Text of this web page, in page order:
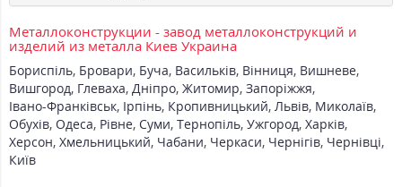
Металлоконструкции - завод металлоконструкций и
изделий из металла Киев Украина
Бориспіль, Бровари, Буча, Васильків, Вінниця, Вишневе,
Вишгород, Глеваха, Дніпро, Житомир, Запоріжжя,
Івано-Франківськ, Ірпінь, Кропивницький, Львів, Миколаїв,
Обухів, Одеса, Рівне, Суми, Тернопіль, Ужгород, Харків,
Херсон, Хмельницький, Чабани, Черкаси, Чернігів, Чернівці,
Київ